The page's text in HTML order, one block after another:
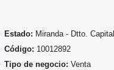
Estado: Miranda - Dtto. Capital
Código: 10012892
Tipo de negocio: Venta